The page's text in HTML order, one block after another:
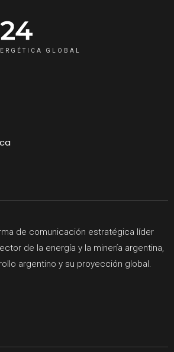
GLOBAL
de comunicación estratégica líder
de la energía y la minería argentina,
argentino y su proyección global.